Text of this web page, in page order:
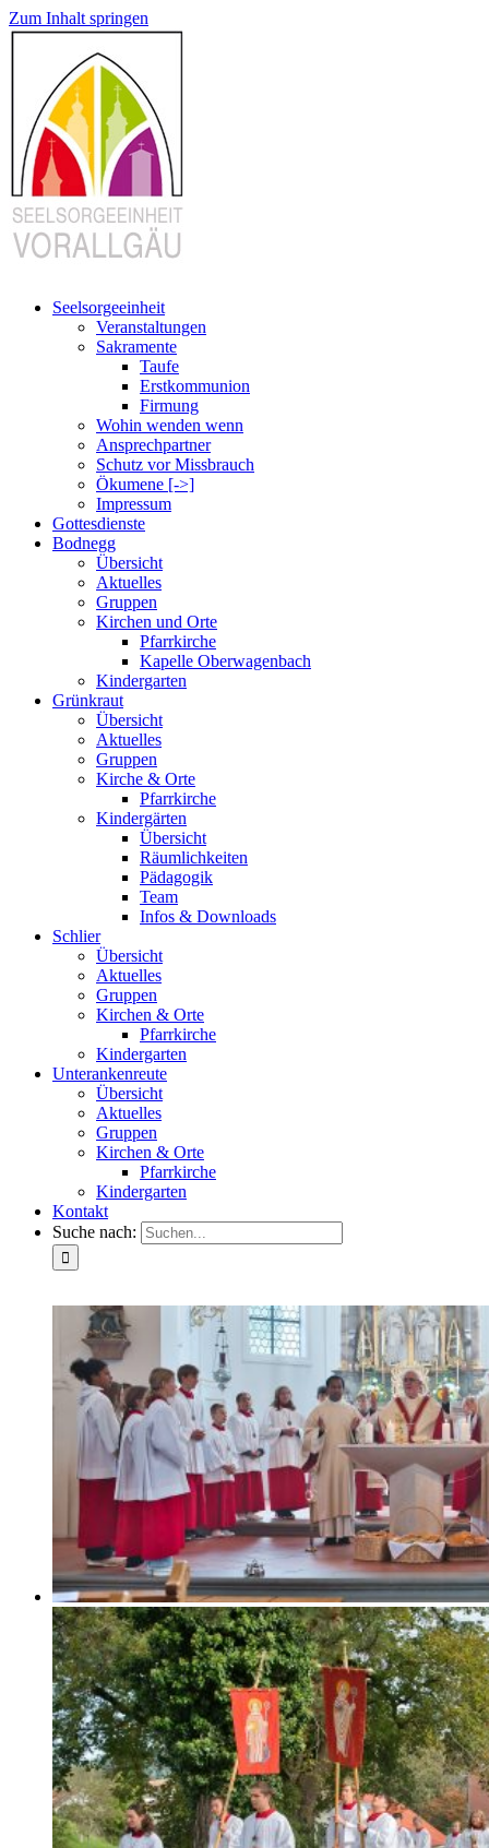
Zum Inhalt springen
Seelsorgeeinheit
Veranstaltungen
Sakramente
Taufe
Erstkommunion
Firmung
Wohin wenden wenn
Ansprechpartner
Schutz vor Missbrauch
Ökumene [->]
Impressum
Gottesdienste
Bodnegg
Übersicht
Aktuelles
Gruppen
Kirchen und Orte
Pfarrkirche
Kapelle Oberwagenbach
Kindergarten
Grünkraut
Übersicht
Aktuelles
Gruppen
Kirche & Orte
Pfarrkirche
Kindergärten
Übersicht
Räumlichkeiten
Pädagogik
Team
Infos & Downloads
Schlier
Übersicht
Aktuelles
Gruppen
Kirchen & Orte
Pfarrkirche
Kindergarten
Unterankenreute
Übersicht
Aktuelles
Gruppen
Kirchen & Orte
Pfarrkirche
Kindergarten
Kontakt
Suche nach: